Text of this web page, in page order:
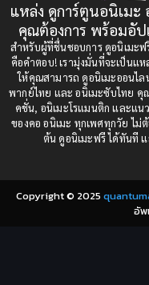
Censored (เซ็นเซอร์)
Comedy (ตลก)(85)
Comedy (ตลก)
Comic Book การ์ตูน
Coming-of-Age ก้า
1989
1987
1984
1982
1980
แหล่ง ดูการ์ตูนอนิเมะ
คุณต้องการ พร้อมอั
สำหรับผู้ที่ชื่นชอบการ ดูอนิเมะฟ
คือคำตอบ! เรามุ่งมั่นที่จะเป็นแ
ให้คุณสามารถ ดูอนิเมะออนไล
พากย์ไทย และ อนิเมะซับไทย
คชั่น, อนิเมะโรแมนติก และแ
ของคอ อนิเมะ ทุกเพศทุกวัย ไม่
ต้น ดูอนิเมะฟรี ได้ทันที
Copyright © 2025
อัพ